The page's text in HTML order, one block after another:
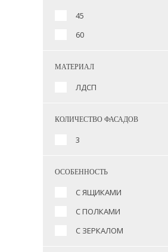
45
60
МАТЕРИАЛ
ЛДСП
КОЛИЧЕСТВО ФАСАДОВ
3
ОСОБЕННОСТЬ
С ЯЩИКАМИ
С ПОЛКАМИ
С ЗЕРКАЛОМ